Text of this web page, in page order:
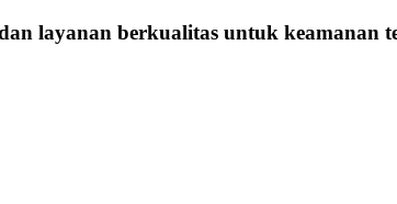
layanan berkualitas untuk keamanan